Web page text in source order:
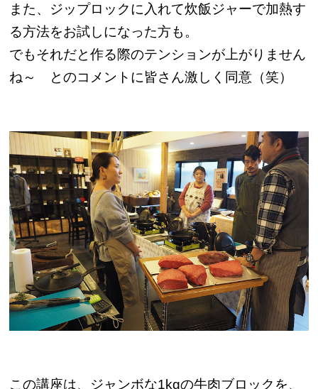
また、ジップロックに入れて炊飯ジャーで加熱す
る方法をお試しになった方も。
でもそれだと作る際のテンションが上がりません
ね～ とのコメントに皆さん激しく同意（笑）
この講座は、ジャンボな1kgの牛肉ブロックを、